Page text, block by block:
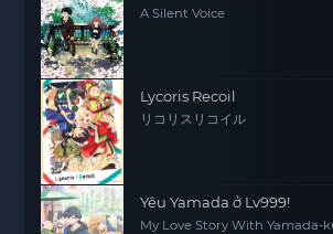
A Silent Voice
Lycoris Recoil
リコリスリコイル
Yêu Yamada ở Lv999!
My Love Story With Yamada-